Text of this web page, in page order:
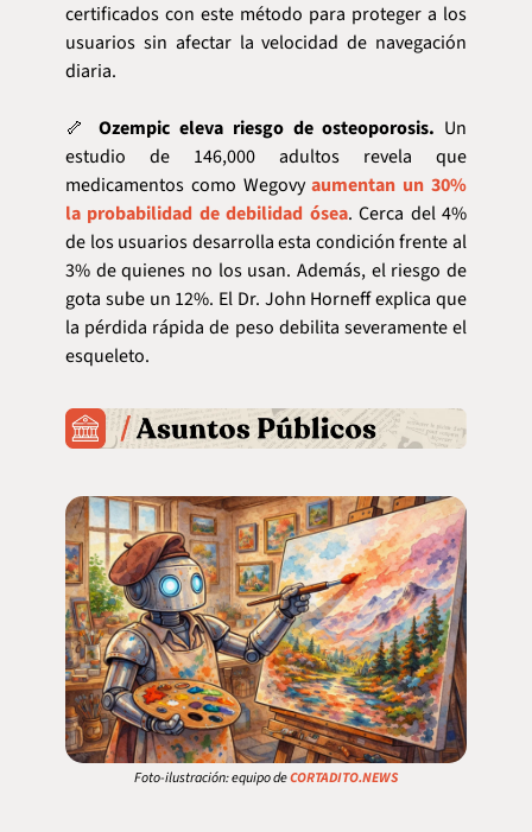
certificados con este método para proteger a los
usuarios sin afectar la velocidad de navegación
diaria.
🦴 Ozempic eleva riesgo de osteoporosis. Un
estudio de 146,000 adultos revela que
medicamentos como Wegovy aumentan un 30%
la probabilidad de debilidad ósea. Cerca del 4%
de los usuarios desarrolla esta condición frente al
3% de quienes no los usan. Además, el riesgo de
gota sube un 12%. El Dr. John Horneff explica que
la pérdida rápida de peso debilita severamente el
esqueleto.
Foto-ilustración: equipo de CORTADITO.NEWS